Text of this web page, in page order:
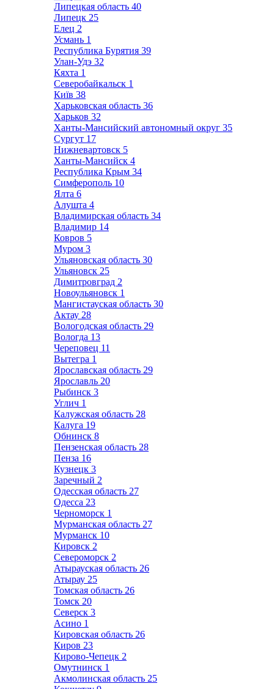
Липецкая область 40
Липецк 25
Елец 2
Усмань 1
Республика Бурятия 39
Улан-Удэ 32
Кяхта 1
Северобайкальск 1
Київ 38
Харьковская область 36
Харьков 32
Ханты-Мансийский автономный округ 35
Сургут 17
Нижневартовск 5
Ханты-Мансийск 4
Республика Крым 34
Симферополь 10
Ялта 6
Алушта 4
Владимирская область 34
Владимир 14
Ковров 5
Муром 3
Ульяновская область 30
Ульяновск 25
Димитровград 2
Новоульяновск 1
Мангистауская область 30
Актау 28
Вологодская область 29
Вологда 13
Череповец 11
Вытегра 1
Ярославская область 29
Ярославль 20
Рыбинск 3
Углич 1
Калужская область 28
Калуга 19
Обнинск 8
Пензенская область 28
Пенза 16
Кузнецк 3
Заречный 2
Одесская область 27
Одесса 23
Черноморск 1
Мурманская область 27
Мурманск 10
Кировск 2
Североморск 2
Атырауская область 26
Атырау 25
Томская область 26
Томск 20
Северск 3
Асино 1
Кировская область 26
Киров 23
Кирово-Чепецк 2
Омутнинск 1
Акмолинская область 25